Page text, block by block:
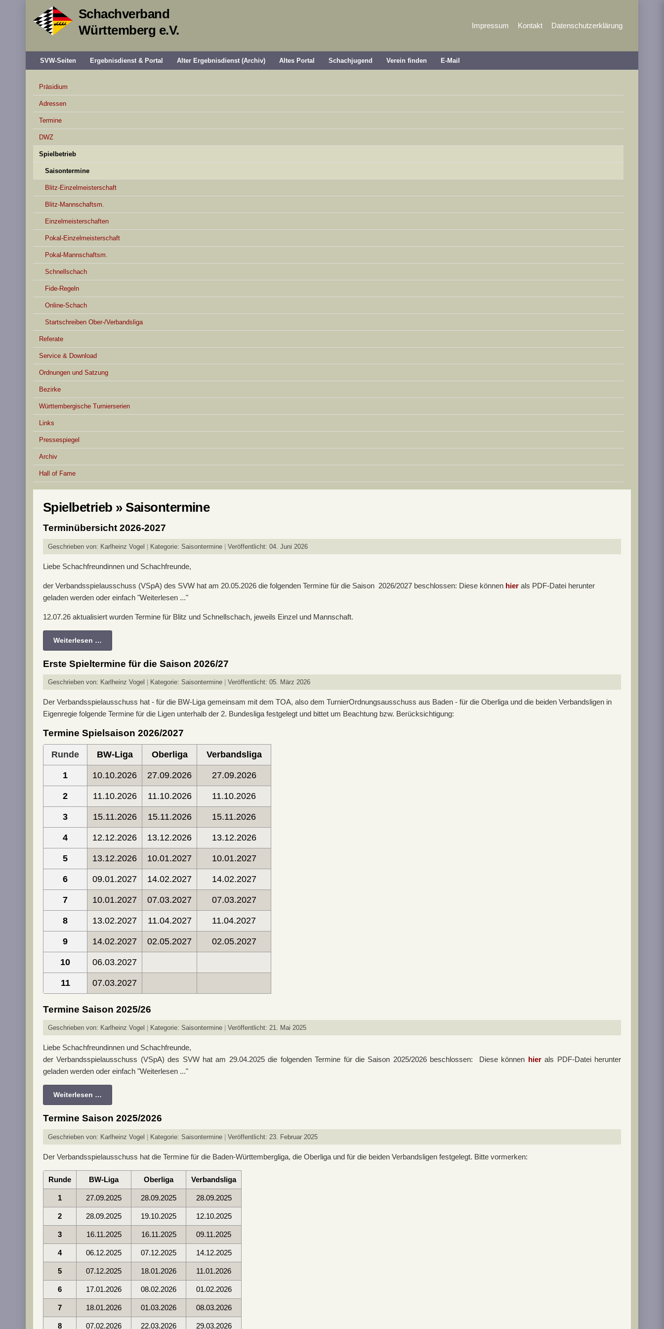
Schachverband
Württemberg e.V.
Impressum Kontakt Datenschutzerklärung
SVW-Seiten Ergebnisdienst & Portal Alter Ergebnisdienst (Archiv) Altes Portal Schachjugend Verein finden E-Mail
Präsidium
Adressen
Termine
DWZ
Spielbetrieb
Saisontermine
Blitz-Einzelmeisterschaft
Blitz-Mannschaftsm.
Einzelmeisterschaften
Pokal-Einzelmeisterschaft
Pokal-Mannschaftsm.
Schnellschach
Fide-Regeln
Online-Schach
Startschreiben Ober-/Verbandsliga
Referate
Service & Download
Ordnungen und Satzung
Bezirke
Württembergische Turnierserien
Links
Pressespiegel
Archiv
Hall of Fame
Spielbetrieb » Saisontermine
Terminübersicht 2026-2027
Geschrieben von: Karlheinz Vogel Kategorie: Saisontermine Veröffentlicht: 04. Juni 2026
Liebe Schachfreundinnen und Schachfreunde,
der Verbandsspielausschuss (VSpA) des SVW hat am 20.05.2026 die folgenden Termine für die Saison 2026/2027 beschlossen: Diese können hier als PDF-Datei herunter
geladen werden oder einfach "Weiterlesen ..."
12.07.26 aktualisiert wurden Termine für Blitz und Schnellschach, jeweils Einzel und Mannschaft.
Weiterlesen …
Erste Spieltermine für die Saison 2026/27
Geschrieben von: Karlheinz Vogel Kategorie: Saisontermine Veröffentlicht: 05. März 2026
Der Verbandsspielausschuss hat - für die BW-Liga gemeinsam mit dem TOA, also dem TurnierOrdnungsausschuss aus Baden - für die Oberliga und die beiden Verbandsligen in
Eigenregie folgende Termine für die Ligen unterhalb der 2. Bundesliga festgelegt und bittet um Beachtung bzw. Berücksichtigung:
Termine Spielsaison 2026/2027
Runde BW-Liga Oberliga Verbandsliga
1 10.10.2026 27.09.2026 27.09.2026
2 11.10.2026 11.10.2026 11.10.2026
3 15.11.2026 15.11.2026 15.11.2026
4 12.12.2026 13.12.2026 13.12.2026
5 13.12.2026 10.01.2027 10.01.2027
6 09.01.2027 14.02.2027 14.02.2027
7 10.01.2027 07.03.2027 07.03.2027
8 13.02.2027 11.04.2027 11.04.2027
9 14.02.2027 02.05.2027 02.05.2027
10 06.03.2027
11 07.03.2027
Termine Saison 2025/26
Geschrieben von: Karlheinz Vogel Kategorie: Saisontermine Veröffentlicht: 21. Mai 2025
Liebe Schachfreundinnen und Schachfreunde,
der Verbandsspielausschuss (VSpA) des SVW hat am 29.04.2025 die folgenden Termine für die Saison 2025/2026 beschlossen: Diese können hierals PDF-Datei herunter
geladen werden oder einfach "Weiterlesen ..."
Weiterlesen …
Termine Saison 2025/2026
Geschrieben von: Karlheinz Vogel Kategorie: Saisontermine Veröffentlicht: 23. Februar 2025
Der Verbandsspielausschuss hat die Termine für die Baden-Württembergliga, die Oberliga und für die beiden Verbandsligen festgelegt. Bitte vormerken:
Runde BW-Liga Oberliga Verbandsliga
1 27.09.2025 28.09.2025 28.09.2025
2 28.09.2025 19.10.2025 12.10.2025
3 16.11.2025 16.11.2025 09.11.2025
4 06.12.2025 07.12.2025 14.12.2025
5 07.12.2025 18.01.2026 11.01.2026
6 17.01.2026 08.02.2026 01.02.2026
7 18.01.2026 01.03.2026 08.03.2026
8 07.02.2026 22.03.2026 29.03.2026